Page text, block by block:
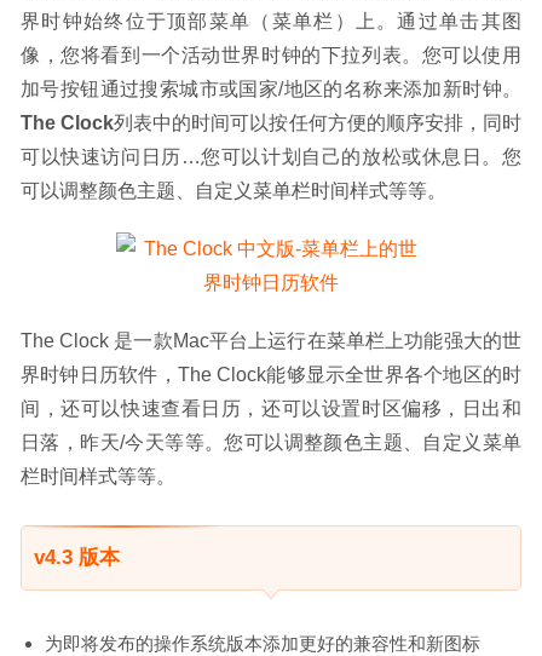
界时钟始终位于顶部菜单（菜单栏）上。通过单击其图
像，您将看到一个活动世界时钟的下拉列表。您可以使用
加号按钮通过搜索城市或国家/地区的名称来添加新时钟。
The Clock列表中的时间可以按任何方便的顺序安排，同时
可以快速访问日历…您可以计划自己的放松或休息日。您
可以调整颜色主题、自定义菜单栏时间样式等等。
The Clock 是一款Mac平台上运行在菜单栏上功能强大的世
界时钟日历软件，The Clock能够显示全世界各个地区的时
间，还可以快速查看日历，还可以设置时区偏移，日出和
日落，昨天/今天等等。您可以调整颜色主题、自定义菜单
栏时间样式等等。
v4.3 版本
为即将发布的操作系统版本添加更好的兼容性和新图标